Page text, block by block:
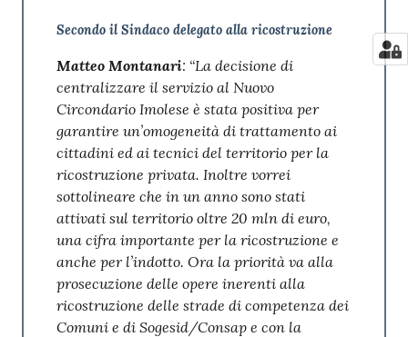
Secondo il Sindaco delegato alla ricostruzione
Matteo Montanari: “La decisione di
centralizzare il servizio al Nuovo
Circondario Imolese è stata positiva per
garantire un’omogeneità di trattamento ai
cittadini ed ai tecnici del territorio per la
ricostruzione privata. Inoltre vorrei
sottolineare che in un anno sono stati
attivati sul territorio oltre 20 mln di euro,
una cifra importante per la ricostruzione e
anche per l’indotto. Ora la priorità va alla
prosecuzione delle opere inerenti alla
ricostruzione delle strade di competenza dei
Comuni e di Sogesid/Consap e con la